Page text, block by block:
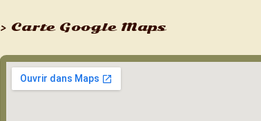
> Carte Google Maps